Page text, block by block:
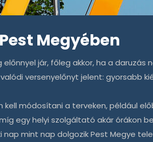
Megyében
jár, főleg akkor, ha adaruzás
versenyelőnyt jelent: gyorsabb
kell módosítani a terveken, például
egy helyi szolgáltató akár órákon
nap mint nap dolgozik Pest Megye